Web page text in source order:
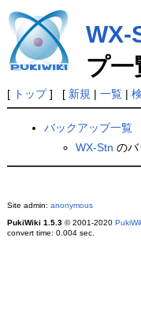
WX-
プ一
[ トップ] [ 新規 | 一覧|
バックアップ一覧
WX-Stn のバ
Site admin: anonymous
PukiWiki 1.5.3© 2001-2020
convert time: 0.004 sec.